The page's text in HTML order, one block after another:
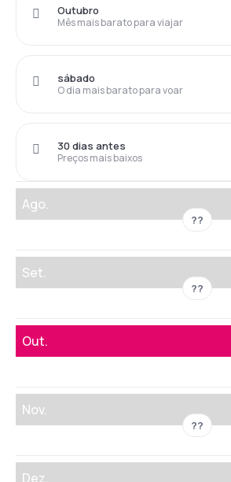
Mês mais barato para viajar
Outubro
O dia mais barato para voar
sábado
Preços mais baixos
30 dias antes
Ago.
??
Set.
??
Out.
Nov.
??
Dez.